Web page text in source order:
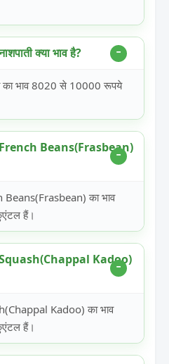
क्या भाव है?
का भाव 8020 से 10000 रूपये
Beans(Frasbean)
का भाव
हैं।
Kadoo)
Kadoo) का भाव
हैं।